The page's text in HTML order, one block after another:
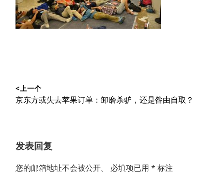
章
<上一个
上
京东方或失去苹果订单：卸磨杀驴，还是咎由自取？
发表回复
您的邮箱地址不会被公开。 必填项已用 * 标注